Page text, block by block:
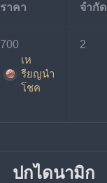
ราคา จำกัด
700
เห
รียญนํา
โชค
2
ปกไดนามิก